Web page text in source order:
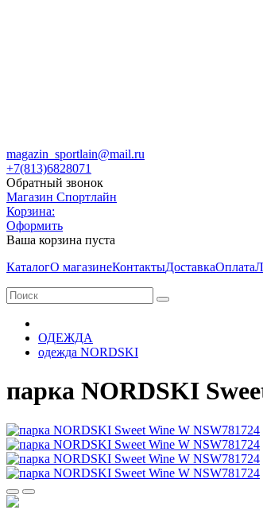
magazin_sportlain@mail.ru
+7(813)6828071
Обратный звонок
Магазин Спортлайн
Корзина:
Оформить
Ваша корзина пуста
КаталогО магазинеКонтактыДоставкаОплата
ОДЕЖДА
одежда NORDSKI
парка NORDSKI